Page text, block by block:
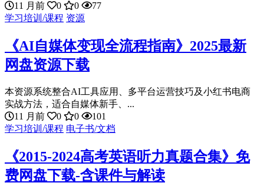
11 月前
0 0
77
学习培训/课程 资源
《AI自媒体变现全流程指南》2025最新
网盘资源下载
本资源系统整合AI工具应用、多平台运营技巧及小红书电商
实战方法，适合自媒体新手、...
11 月前
0 0
101
学习培训/课程 电子书/文档
《2015-2024高考英语听力真题合集》免
费网盘下载-含课件与解读